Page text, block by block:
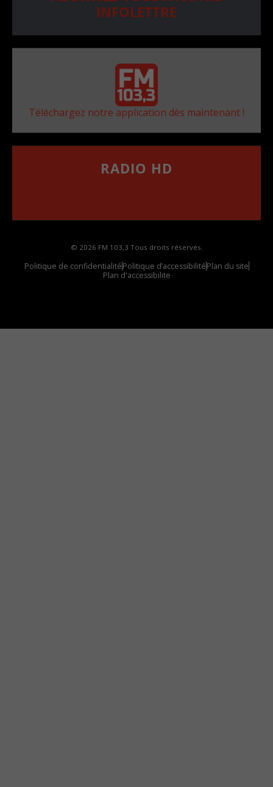
INFOLETTRE
Téléchargez notre application dès maintenant !
RADIO HD
© 2026 FM 103,3 Tous droits réservés.
Politique de confidentialitéPolitique d’accessibilitéPlan du site
Plan d'accessibilite